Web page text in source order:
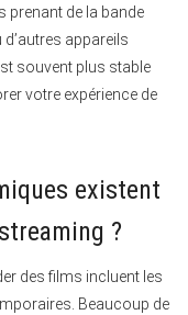
prenant de la bande
appareils
souvent plus stable
votre expérience de
existent
?
des films incluent les
Beaucoup de